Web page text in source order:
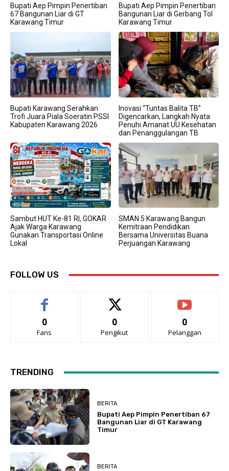
Bupati Aep Pimpin Penertiban
67 Bangunan Liar di GT
Karawang Timur
Bupati Aep Pimpin Penertiban
Bangunan Liar di Gerbang Tol
Karawang Timur
Bupati Karawang Serahkan
Trofi Juara Piala Soeratin PSSI
Kabupaten Karawang 2026
Inovasi “Tuntas Balita TB”
Digencarkan, Langkah Nyata
Penuhi Amanat UU Kesehatan
dan Penanggulangan TB
Sambut HUT Ke-81 RI, GOKAR
Ajak Warga Karawang
Gunakan Transportasi Online
Lokal
SMAN 5 Karawang Bangun
Kemitraan Pendidikan
Bersama Universitas Buana
Perjuangan Karawang
FOLLOW US
0
Fans
0
Pengikut
0
Pelanggan
TRENDING
BERITA
Bupati Aep Pimpin Penertiban 67
Bangunan Liar di GT Karawang
Timur
BERITA